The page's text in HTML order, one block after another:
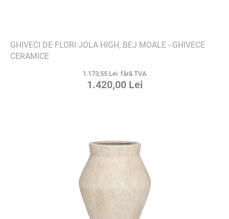
GHIVECI DE FLORI JOLA HIGH, BEJ MOALE - GHIVECE
CERAMICE
1.173,55 Lei fără TVA
1.420,00 Lei